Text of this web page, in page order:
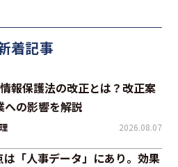
着記事
報保護法の改正とは？改正案
への影響を解説
2026.08.07
「人事データ」にあり。効果